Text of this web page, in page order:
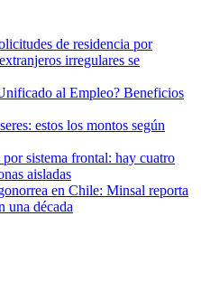
de residencia por
irregulares se
al Empleo? Beneficios
estos los montos según
sistema frontal: hay cuatro
aisladas
en Chile: Minsal reporta
una década